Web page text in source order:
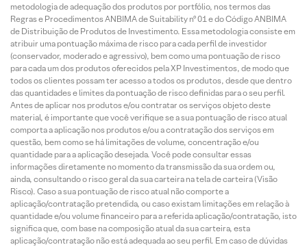
metodologia de adequação dos produtos por portfólio, nos termos das
Regras e Procedimentos ANBIMA de Suitability nº 01 e do Código ANBIMA
de Distribuição de Produtos de Investimento. Essa metodologia consiste em
atribuir uma pontuação máxima de risco para cada perfil de investidor
(conservador, moderado e agressivo), bem como uma pontuação de risco
para cada um dos produtos oferecidos pela XP Investimentos, de modo que
todos os clientes possam ter acesso a todos os produtos, desde que dentro
das quantidades e limites da pontuação de risco definidas para o seu perfil.
Antes de aplicar nos produtos e/ou contratar os serviços objeto deste
material, é importante que você verifique se a sua pontuação de risco atual
comporta a aplicação nos produtos e/ou a contratação dos serviços em
questão, bem como se há limitações de volume, concentração e/ou
quantidade para a aplicação desejada. Você pode consultar essas
informações diretamente no momento da transmissão da sua ordem ou,
ainda, consultando o risco geral da sua carteira na tela de carteira (Visão
Risco). Caso a sua pontuação de risco atual não comporte a
aplicação/contratação pretendida, ou caso existam limitações em relação à
quantidade e/ou volume financeiro para a referida aplicação/contratação, isto
significa que, com base na composição atual da sua carteira, esta
aplicação/contratação não está adequada ao seu perfil. Em caso de dúvidas